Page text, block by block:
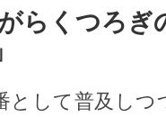
らくつろぎ
として普及し